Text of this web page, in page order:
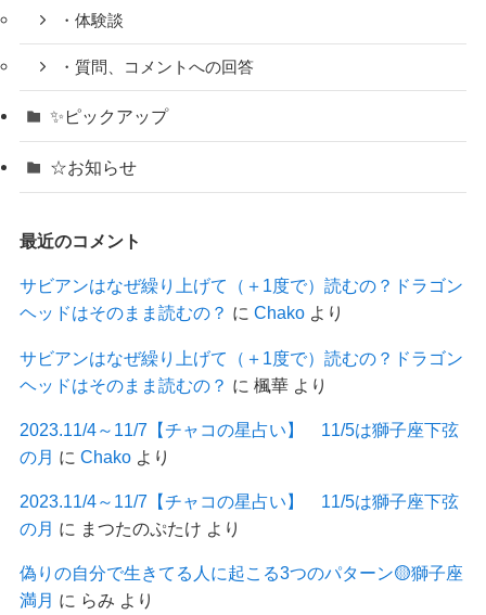
・体験談
・質問、コメントへの回答
✨ピックアップ
☆お知らせ
最近のコメント
サビアンはなぜ繰り上げて（＋1度で）読むの？ドラゴン
ヘッドはそのまま読むの？ に Chakoより
サビアンはなぜ繰り上げて（＋1度で）読むの？ドラゴン
ヘッドはそのまま読むの？ に 楓華より
2023.11/4～11/7【チャコの星占い】 11/5は獅子座下弦
の月 に Chakoより
2023.11/4～11/7【チャコの星占い】 11/5は獅子座下弦
の月 に まつたのぷたけ より
偽りの自分で生きてる人に起こる3つのパターン🟡獅子座
満月 に らみ より